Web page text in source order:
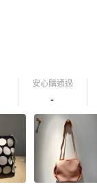
安心購通過
-